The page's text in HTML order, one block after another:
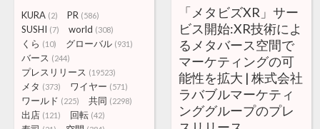
KURA (2) PR (586)
SUSHI (7) world (308)
くら (10) グローバル (931)
バース (244)
プレスリリース (19523)
メタ (373) ワイヤー (571)
ワールド (225) 共同 (2298)
出店 (121) 回転 (42)
「メタビズXR」サー
ビス開始:XR技術によ
るメタバース空間で
マーケティングの可
能性を拡大 | 株式会社
ラバブルマーケティ
ンググループのプレ